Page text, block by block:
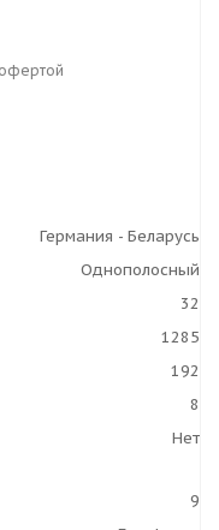
Германия - Беларусь
Однополосный
32
1285
192
8
Нет
9